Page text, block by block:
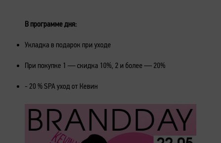
В программе дня:
Укладка в подарок при уходе
При покупке 1 — скидка 10%, 2 и более — 20%
- 20 % SPA уход от Кевин